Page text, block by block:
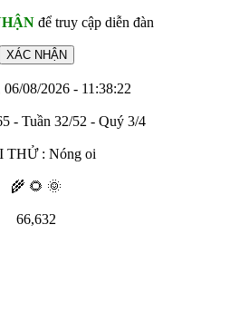
để truy cập diễn đàn
08/2026 - 11:38:22
- Tuần 32/52 - Quý 3/4
THỬ : Nóng oi
🌾 🌻 🌞
66,632